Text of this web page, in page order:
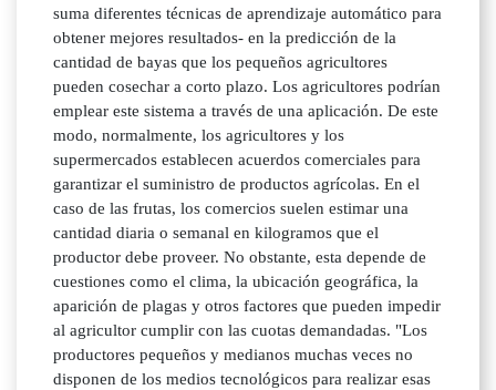
suma diferentes técnicas de aprendizaje automático para
obtener mejores resultados- en la predicción de la
cantidad de bayas que los pequeños agricultores
pueden cosechar a corto plazo. Los agricultores podrían
emplear este sistema a través de una aplicación. De este
modo, normalmente, los agricultores y los
supermercados establecen acuerdos comerciales para
garantizar el suministro de productos agrícolas. En el
caso de las frutas, los comercios suelen estimar una
cantidad diaria o semanal en kilogramos que el
productor debe proveer. No obstante, esta depende de
cuestiones como el clima, la ubicación geográfica, la
aparición de plagas y otros factores que pueden impedir
al agricultor cumplir con las cuotas demandadas. "Los
productores pequeños y medianos muchas veces no
disponen de los medios tecnológicos para realizar esas